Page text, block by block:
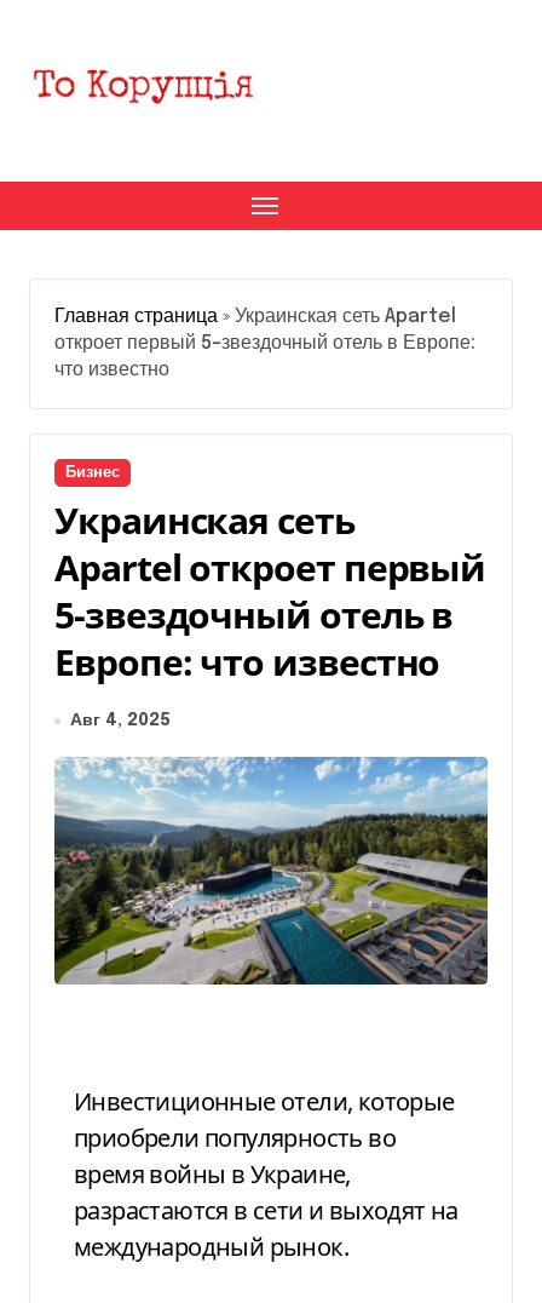
содержанию
Главная страница » Украинская сеть Apartel
откроет первый 5-звездочный отель в Европе:
что известно
Бизнес
Украинская сеть
Apartel откроет первый
5-звездочный отель в
Европе: что известно
Авг 4, 2025
Инвестиционные отели, которые
приобрели популярность во
время войны в Украине,
разрастаются в сети и выходят на
международный рынок.